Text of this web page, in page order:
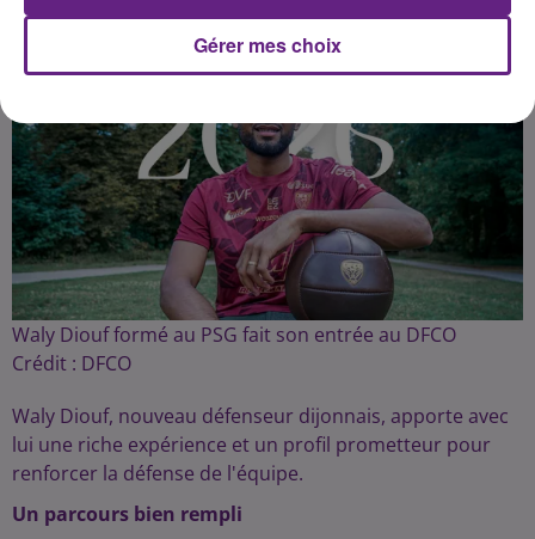
Waly Diouf formé au PSG fait son entrée au DFCO
Crédit : DFCO
Waly Diouf, nouveau défenseur dijonnais, apporte avec
lui une riche expérience et un profil prometteur pour
renforcer la défense de l'équipe.
Un parcours bien rempli
Gérer mes choix